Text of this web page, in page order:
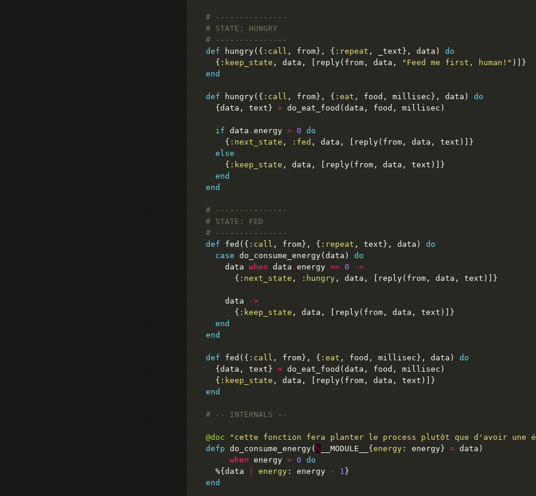
# ---------------
# STATE: HUNGRY
# ---------------
def hungry({ :call , from}, { :repeat , _text}, data) do
    {
:keep_state , data, [reply(from, data, "Feed me first, human!"
end
def hungry({ :call , from}, { :eat , food, millisec}, data) do
    {data, text}
=
if data . energy > 0 do
      {
:next_state , :fed
else
      {
:keep_state
end
end
# ---------------
# STATE: FED
# ---------------
def fed({ :call , from}, { :repeat , text}, data) do
case do_consume_energy(data) do
      data
when data . energy == 0
->
        {
:next_state , :hungry
      data
->
        {
:keep_state
end
end
def fed({ :call , from}, { :eat , food, millisec}, data) do
    {data, text}
=
    {
:keep_state
end
# -- INTERNALS --
@doc
"cette fonction fera planter le process plutôt que d'avoir une
defp do_consume_energy( % __MODULE__{ energy : energy} =
when energy > 0 do
    %{data
energy : energy - 1
end